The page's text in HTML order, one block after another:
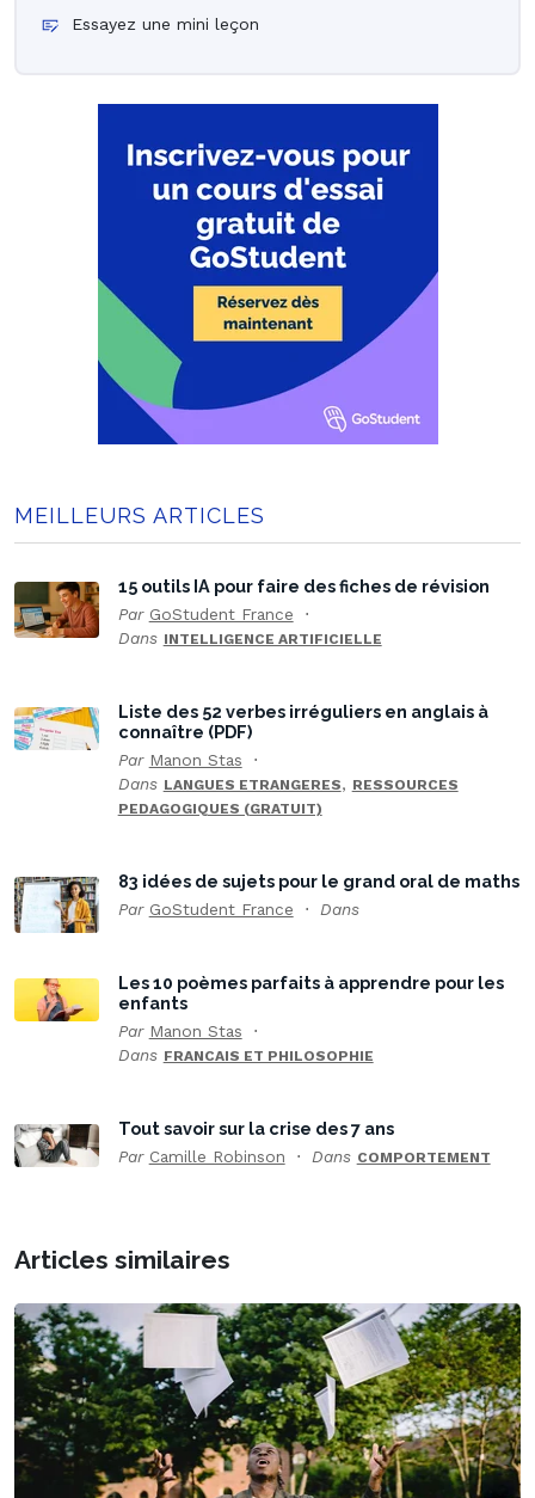
Essayez une mini leçon
MEILLEURS ARTICLES
15 outils IA pour faire des fiches de révision
Par GoStudent France
Dans INTELLIGENCE ARTIFICIELLE
Liste des 52 verbes irréguliers en anglais à
connaître (PDF)
Par Manon Stas
Dans LANGUES ETRANGERES, RESSOURCES
PEDAGOGIQUES (GRATUIT)
83 idées de sujets pour le grand oral de maths
Par GoStudent France Dans
Les 10 poèmes parfaits à apprendre pour les
enfants
Par Manon Stas
Dans FRANCAIS ET PHILOSOPHIE
Tout savoir sur la crise des 7 ans
Par Camille Robinson Dans COMPORTEMENT
Articles similaires